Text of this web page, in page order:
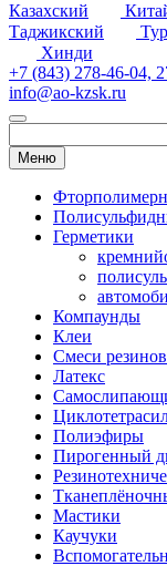
Казахский
Таджикский
Хинди
+7 (843) 278-46-04,
info@ao-kzsk.ru
Меню
Герметики
Компаунды
Клеи
Смеси
Латекс
Полиэфиры
Пирогенный
Мастики
Каучуки